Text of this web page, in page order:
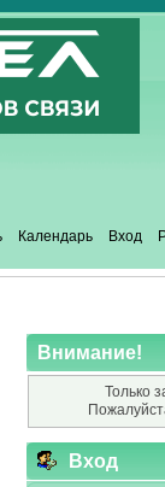
Календарь Вход
Внимание!
Только
Вход